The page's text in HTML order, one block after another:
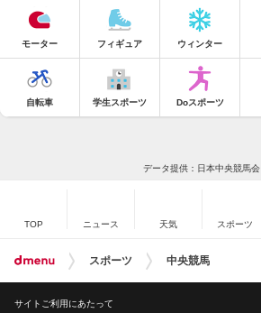
モーター フィギュア ウィンター
自転車 学生スポーツ Doスポーツ
データ提供：日本中央競馬会
TOP ニュース 天気 スポーツ
スポーツ 中央競馬
サイトご利用にあたって